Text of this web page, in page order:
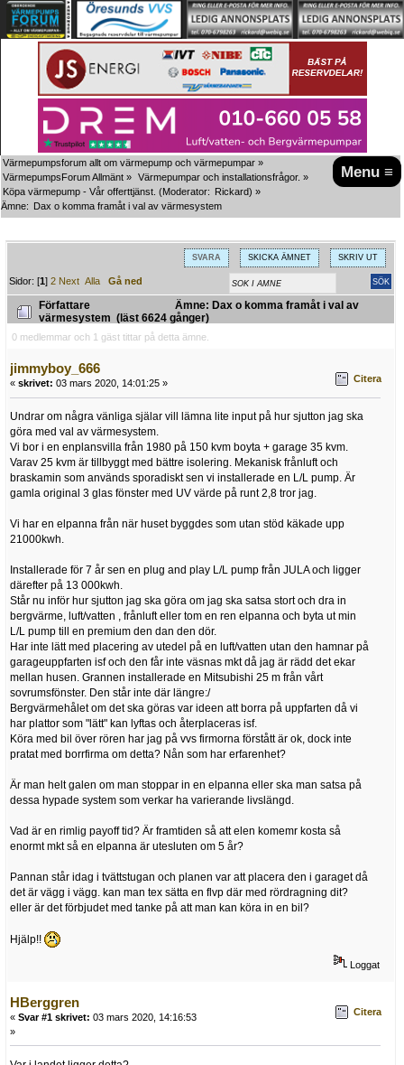
Menu ≡
Värmepumpsforum allt om värmepump och värmepumpar »
VärmepumpsForum Allmänt » Värmepumpar och installationsfrågor. »
Köpa värmepump - Vår offerttjänst. (Moderator: Rickard) »
Ämne: Dax o komma framåt i val av värmesystem
SVARA SKICKA ÄMNET SKRIV UT
Sidor: [1]2 Next Alla Gå ned
Författare
Ämne: Dax o komma framåt i val av
värmesystem (läst 6624 gånger)
0 medlemmar och 1 gäst tittar på detta ämne.
jimmyboy_666
« skrivet: 03 mars 2020, 14:01:25 » Citera
Undrar om några vänliga själar vill lämna lite input på hur sjutton jag ska
göra med val av värmesystem.
Vi bor i en enplansvilla från 1980 på 150 kvm boyta + garage 35 kvm.
Varav 25 kvm är tillbyggt med bättre isolering. Mekanisk frånluft och
braskamin som används sporadiskt sen vi installerade en L/L pump. Är
gamla original 3 glas fönster med UV värde på runt 2,8 tror jag.
Vi har en elpanna från när huset byggdes som utan stöd käkade upp
21000kwh.
Installerade för 7 år sen en plug and play L/L pump från JULA och ligger
därefter på 13 000kwh.
Står nu inför hur sjutton jag ska göra om jag ska satsa stort och dra in
bergvärme, luft/vatten , frånluft eller tom en ren elpanna och byta ut min
L/L pump till en premium den dan den dör.
Har inte lätt med placering av utedel på en luft/vatten utan den hamnar på
garageuppfarten isf och den får inte väsnas mkt då jag är rädd det ekar
mellan husen. Grannen installerade en Mitsubishi 25 m från vårt
sovrumsfönster. Den står inte där längre:/
Bergvärmehålet om det ska göras var ideen att borra på uppfarten då vi
har plattor som "lätt" kan lyftas och återplaceras isf.
Köra med bil över rören har jag på vvs firmorna förstått är ok, dock inte
pratat med borrfirma om detta? Nån som har erfarenhet?
Är man helt galen om man stoppar in en elpanna eller ska man satsa på
dessa hypade system som verkar ha varierande livslängd.
Vad är en rimlig payoff tid? Är framtiden så att elen komemr kosta så
enormt mkt så en elpanna är utesluten om 5 år?
Pannan står idag i tvättstugan och planen var att placera den i garaget då
det är vägg i vägg. kan man tex sätta en flvp där med rördragning dit?
eller är det förbjudet med tanke på att man kan köra in en bil?
Hjälp!!
Loggat
HBerggren
« Svar #1 skrivet: 03 mars 2020, 14:16:53
»
Citera